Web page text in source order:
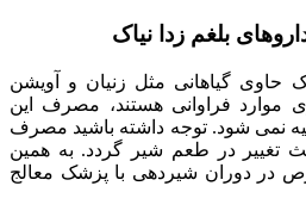
بلغم زدا نیاک
حاوی گیاهانی مثل زنیان و آویشن
موارد فراوانی هستند، مصرف این
نمی شود. توجه داشته باشید مصرف
در طعم شیر گردد. به همین
در دوران شیردهی با پزشک معالج